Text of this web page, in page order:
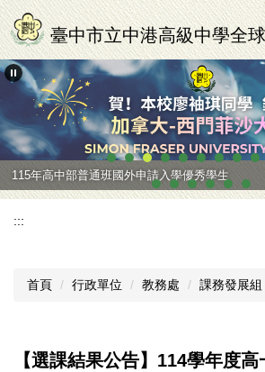
跳
到
主
要
區
臺中市立中港高級中學全
115年高中部普通班國外申請入學優秀學生
:::
首頁 行政單位 教務處 課務發展組
【選課結果公告】114學年度